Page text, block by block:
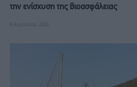
την ενίσχυση της βιοασφάλειας
8 Αυγούστου, 2026